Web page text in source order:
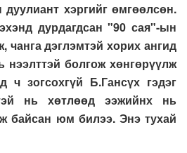
хэргийг өмгөөлсөн.
дурдагдсан "90 сая"-ын
чанга дэглэмтэй хорих ангид
нээлттэй болгож хөнгөрүүлж
ч зогсохгүй Б.Гансүх гэдэг
нь хөтлөөд ээжийнх нь
байсан юм билээ. Энэ тухай